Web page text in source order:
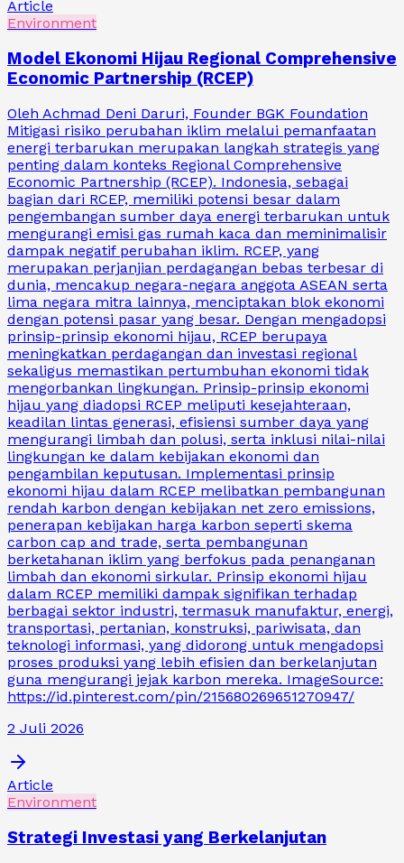
Article
Environment
Model Ekonomi Hijau Regional Comprehensive
Economic Partnership (RCEP)
Oleh Achmad Deni Daruri, Founder BGK Foundation
Mitigasi risiko perubahan iklim melalui pemanfaatan
energi terbarukan merupakan langkah strategis yang
penting dalam konteks Regional Comprehensive
Economic Partnership (RCEP). Indonesia, sebagai
bagian dari RCEP, memiliki potensi besar dalam
pengembangan sumber daya energi terbarukan untuk
mengurangi emisi gas rumah kaca dan meminimalisir
dampak negatif perubahan iklim. RCEP, yang
merupakan perjanjian perdagangan bebas terbesar di
dunia, mencakup negara-negara anggota ASEAN serta
lima negara mitra lainnya, menciptakan blok ekonomi
dengan potensi pasar yang besar. Dengan mengadopsi
prinsip-prinsip ekonomi hijau, RCEP berupaya
meningkatkan perdagangan dan investasi regional
sekaligus memastikan pertumbuhan ekonomi tidak
mengorbankan lingkungan. Prinsip-prinsip ekonomi
hijau yang diadopsi RCEP meliputi kesejahteraan,
keadilan lintas generasi, efisiensi sumber daya yang
mengurangi limbah dan polusi, serta inklusi nilai-nilai
lingkungan ke dalam kebijakan ekonomi dan
pengambilan keputusan. Implementasi prinsip
ekonomi hijau dalam RCEP melibatkan pembangunan
rendah karbon dengan kebijakan net zero emissions,
penerapan kebijakan harga karbon seperti skema
carbon cap and trade, serta pembangunan
berketahanan iklim yang berfokus pada penanganan
limbah dan ekonomi sirkular. Prinsip ekonomi hijau
dalam RCEP memiliki dampak signifikan terhadap
berbagai sektor industri, termasuk manufaktur, energi,
transportasi, pertanian, konstruksi, pariwisata, dan
teknologi informasi, yang didorong untuk mengadopsi
proses produksi yang lebih efisien dan berkelanjutan
guna mengurangi jejak karbon mereka. ImageSource:
https://id.pinterest.com/pin/215680269651270947/
2 Juli 2026
Article
Environment
Strategi Investasi yang Berkelanjutan